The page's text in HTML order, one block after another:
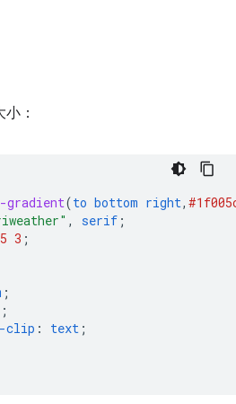
：
gradient(to bottom right,
, serif ;
3 ;
;
;
clip : text ;